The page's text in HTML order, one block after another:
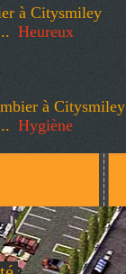
à Citysmiley
Heureux
à Citysmiley
Hygiène